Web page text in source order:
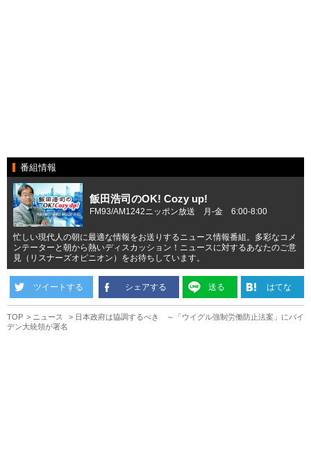
番組情報
飯田浩司のOK! Cozy up!
FM93/AM1242ニッポン放送 月-金 6:00-8:00
忙しい現代人の朝に最適な情報をお送りするニュース情報番組。多彩なコメ
ンテーターと朝から熱いディスカッション！ニュースに対するあなたのご意
見（リスナーズオピニオン）をお待ちしています。
ツイートする シェアする 送る はてな
TOP ニュース
日本政府は協調するべき ～「ウイグル強制労働防止法案」にバイ
デン大統領が署名